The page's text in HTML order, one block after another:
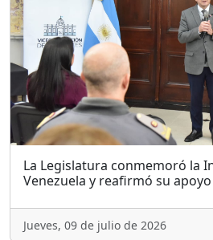
La Legislatura conmemoró la
Venezuela y reafirmó su
Jueves, 09 de julio de 2026